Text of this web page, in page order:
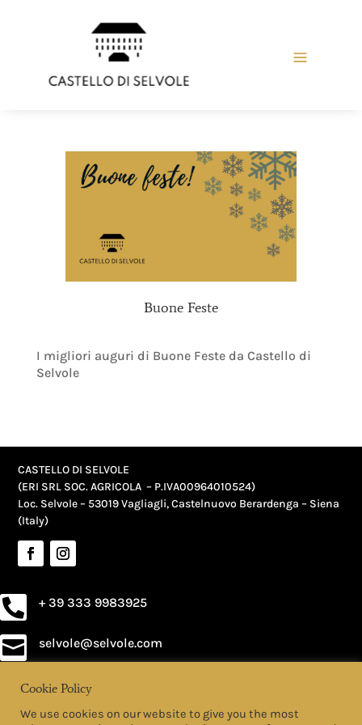
Buone Feste
I migliori auguri di Buone Feste da Castello di
Selvole
CASTELLO DI SELVOLE
(ERI SRL SOC. AGRICOLA – P.IVA00964010524)
Loc. Selvole – 53019 Vagliagli, Castelnuovo Berardenga – Siena
(Italy)
 + 39 333 9983925
 selvole@selvole.com
PRIVACY POLICY
COOKIE POLICY
Cookie Policy
We use cookies on our website to give you the most